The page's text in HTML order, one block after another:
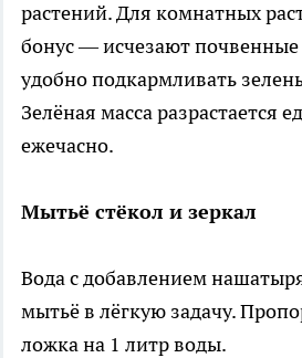
растений. Для комнатных
бонус — исчезают
удобно подкармливать
Зелёная масса разрастается
ежечасно.
Мытьё стёкол и зеркал
Вода с добавлением
мытьё в лёгкую задачу.
ложка на 1 литр воды.